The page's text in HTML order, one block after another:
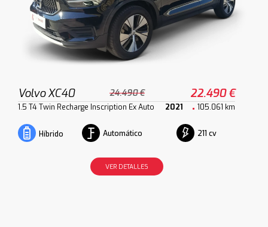
Volvo XC40 24.490 € 22.490 €
1.5 T4 Twin Recharge Inscription Ex Auto 2021 105.061 km
Híbrido Automático 211 cv
VER DETALLES